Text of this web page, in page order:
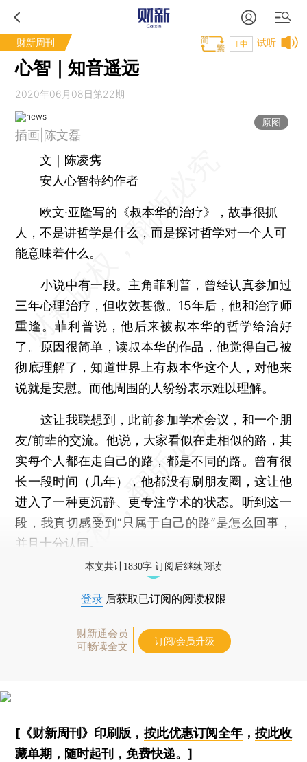
财新周刊 试听
T中
心智｜知音遥远
2020年06月08日第22期
原图
插画|陈文磊
文｜陈凌隽
安人心智特约作者
欧文·亚隆写的《叔本华的治疗》，故事很抓
人，不是讲哲学是什么，而是探讨哲学对一个人可
能意味着什么。
小说中有一段。主角菲利普，曾经认真参加过
三年心理治疗，但收效甚微。15年后，他和治疗师
重逢。菲利普说，他后来被叔本华的哲学给治好
了。原因很简单，读叔本华的作品，他觉得自己被
彻底理解了，知道世界上有叔本华这个人，对他来
说就是安慰。而他周围的人纷纷表示难以理解。
这让我联想到，此前参加学术会议，和一个朋
友/前辈的交流。他说，大家看似在走相似的路，其
实每个人都在走自己的路，都是不同的路。曾有很
长一段时间（几年），他都没有刷朋友圈，这让他
进入了一种更沉静、更专注学术的状态。听到这一
段，我真切感受到“只属于自己的路”是怎么回事，
并且十分认同。
本文共计1830字 订阅后继续阅读
登录 后获取已订阅的阅读权限
财新通会员
可畅读全文
订阅/会员升级
[《财新周刊》印刷版， 按此优惠订阅全年， 按此收
藏单期 ，随时起刊，免费快递。]